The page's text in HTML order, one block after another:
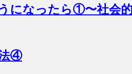
になったら①〜社会
④